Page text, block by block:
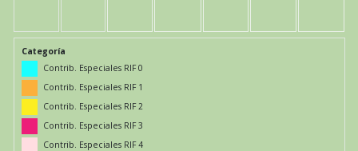
Categoría
Contrib. Especiales RIF 0
Contrib. Especiales RIF 1
Contrib. Especiales RIF 2
Contrib. Especiales RIF 3
Contrib. Especiales RIF 4